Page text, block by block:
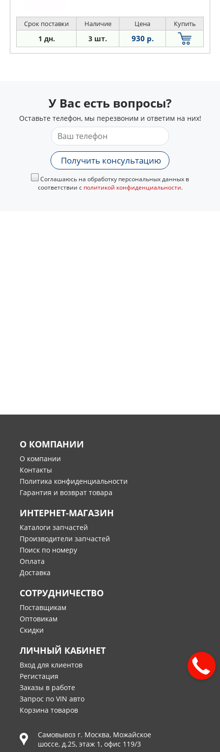
Срок поставки Наличие Цена Купить
1 дн. 3 шт. 930 р.
У Вас есть вопросы?
Оставьте телефон, мы перезвоним и ответим на них!
Получить консультацию
Соглашаюсь на обработку персональных данных в
соответствии с политикой конфиденциальности.
О КОМПАНИИ
О компании
Контакты
Политика конфиденциальности
Гарантия и возврат товара
ИНТЕРНЕТ-МАГАЗИН
Каталоги запчастей
Производители запчастей
Поиск по номеру
Оплата
Доставка
СОТРУДНИЧЕСТВО
Поставщикам
Оптовикам
Скидки
ЛИЧНЫЙ КАБИНЕТ
Вход для клиентов
Регистация
Заказы в работе
Запрос по VIN авто
Корзина товаров
Самовывоз г. Москва, Можайское
шоссе, д.25, этаж 1, офис 119/3